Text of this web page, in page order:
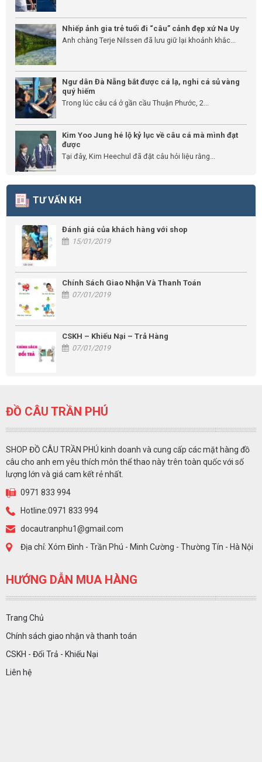
Nhiếp ảnh gia trẻ tuổi đi “câu” cảnh đẹp xứ Na Uy
Anh chàng Terje Nilssen đã lưu giữ lại khoảnh khắc...
Ngư dân Đà Nẵng bắt được cá lạ, nghi cá sủ vàng
quý hiếm
Trong lúc câu cá ở gần cầu Thuận Phước, 2...
Kim Yoo Jung hé lộ kỷ lục về câu cá mà mình đạt
được
Tại đây, Kim Heechul đã đặt câu hỏi liệu rằng...
TƯ VẤN KH
Đánh giá của khách hàng với shop
15/01/2019
Chính Sách Giao Nhận Và Thanh Toán
07/01/2019
CSKH – Khiếu Nại – Trả Hàng
07/01/2019
ĐỒ CÂU TRẦN PHÚ
SHOP ĐỒ CÂU TRẦN PHÚ kinh doanh và cung cấp các mặt hàng đồ
câu cho anh em yêu thích môn thể thao này trên toàn quốc với số
lượng lớn và giá cam kết rẻ nhất.
0971 833 994
Hotline:0971 833 994
docautranphu1@gmail.com
Địa chỉ: Xóm Đình - Trần Phú - Minh Cường - Thường Tín - Hà Nội
HƯỚNG DẪN MUA HÀNG
Trang Chủ
Chính sách giao nhận và thanh toán
CSKH - Đổi Trả - Khiếu Nại
Liên hệ